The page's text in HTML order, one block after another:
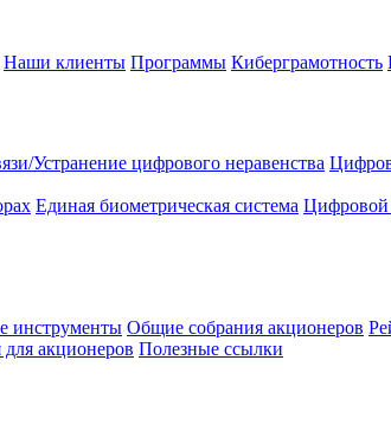
Наши клиенты Программы Киберграмотность
Устранение цифрового неравенства
Единая биометрическая система Цифровой
инструменты Общие собрания акционеров
акционеров Полезные ссылки